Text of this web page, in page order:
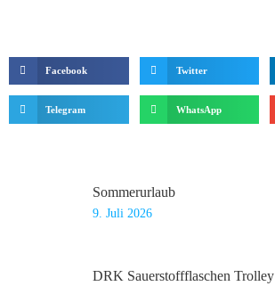
Facebook Twitter
Telegram WhatsApp
Sommerurlaub
9. Juli 2026
DRK Sauerstoffflaschen Trolley